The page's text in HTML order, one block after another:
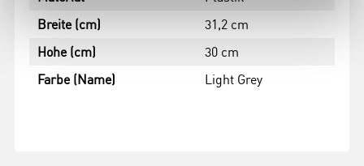
Breite (cm)
31,2 cm
Hohe (cm)
30 cm
Farbe (Name)
Light Grey